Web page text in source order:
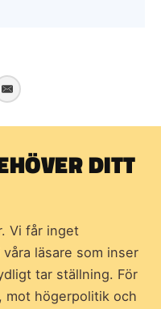
DITT
Vi får inget
läsare som inser
tar ställning. För
mot högerpolitik och